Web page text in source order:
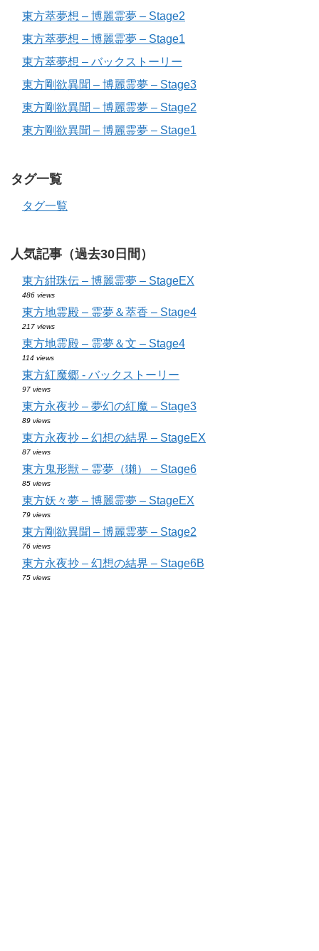
東方萃夢想 – 博麗霊夢 – Stage2
東方萃夢想 – 博麗霊夢 – Stage1
東方萃夢想 – バックストーリー
東方剛欲異聞 – 博麗霊夢 – Stage3
東方剛欲異聞 – 博麗霊夢 – Stage2
東方剛欲異聞 – 博麗霊夢 – Stage1
タグ一覧
タグ一覧
人気記事（過去30日間）
東方紺珠伝 – 博麗霊夢 – StageEX
486 views
東方地霊殿 – 霊夢＆萃香 – Stage4
217 views
東方地霊殿 – 霊夢＆文 – Stage4
114 views
東方紅魔郷 - バックストーリー
97 views
東方永夜抄 – 夢幻の紅魔 – Stage3
89 views
東方永夜抄 – 幻想の結界 – StageEX
87 views
東方鬼形獣 – 霊夢（獺） – Stage6
85 views
東方妖々夢 – 博麗霊夢 – StageEX
79 views
東方剛欲異聞 – 博麗霊夢 – Stage2
76 views
東方永夜抄 – 幻想の結界 – Stage6B
75 views